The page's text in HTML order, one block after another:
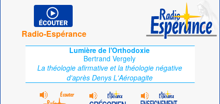
Radio-Espérance
Lumière de l'Orthodoxie
Bertrand Vergely
La théologie afirmative et la théologie négative
d'après Denys L'Aéropagite